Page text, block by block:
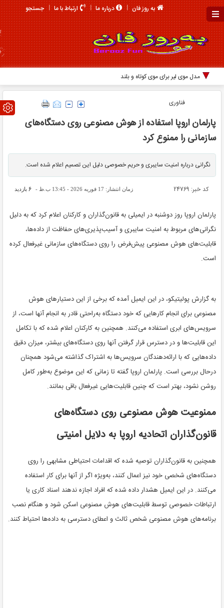
به روز فان درباره ما ارتباط با ما جستجو
مدل موی لیر برای موی کوتاه و بلند
فناوری
پارلمان اروپا استفاده از هوش مصنوعی روی دستگاه‌های
سازمانی را ممنوع کرد
نگرانی درباره امنیت سایبری و حریم خصوصی دلیل این تصمیم اعلام شده است.
کد خبر: 24769 زمان انتشار: 17 فوریه 2026 - 13:45 ب.ظ - 6 بازدید
پارلمان اروپا روز دوشنبه در ایمیلی به قانون‌گذاران و کارکنان اعلام کرد که به دلیل
نگرانی‌های مربوط به امنیت سایبری و آسیب‌پذیری‌های حفاظت از داده‌ها،
قابلیت‌های هوش مصنوعی پیش‌فرض را روی دستگاه‌های سازمانی غیرفعال کرده
است.
به گزارش پولیتیکو، در این ایمیل آمده که برخی از این دستیارهای هوش
مصنوعی برای انجام کارهایی که خود دستگاه به‌راحتی قادر به انجام آنها است، از
سرویس‌های ابری استفاده می‌کنند. همچنین به کارکنان اعلام شده که با تکامل
این قابلیت‌ها و در دسترس قرار گرفتن آنها روی دستگاه‌های بیشتر، میزان دقیق
داده‌هایی که با ارائه‌دهندگان سرویس‌ها به اشتراک گذاشته می‌شود همچنان
درحال بررسی است. پارلمان اروپا گفته تا زمانی که این موضوع به‌طور کامل
روشن نشود، بهتر است که چنین قابلیت‌هایی غیرفعال باقی بمانند.
ممنوعیت هوش مصنوعی روی دستگاه‌های
قانون‌گذاران اتحادیه اروپا به دلایل امنیتی
همچنین به قانون‌گذاران توصیه شده که اقدامات احتیاطی مشابهی را روی
دستگاه‌های شخصی خود نیز اعمال کنند، به‌ویژه اگر از آنها برای کار استفاده
می‌کنند. در این ایمیل هشدار داده شده که افراد اجازه ندهند اسناد کاری یا
ارتباطات خصوصی توسط قابلیت‌های هوش مصنوعی اسکن شود و هنگام نصب
برنامه‌های هوش مصنوعی شخص ثالث و اعطای دسترسی به داده‌ها احتیاط کنند.